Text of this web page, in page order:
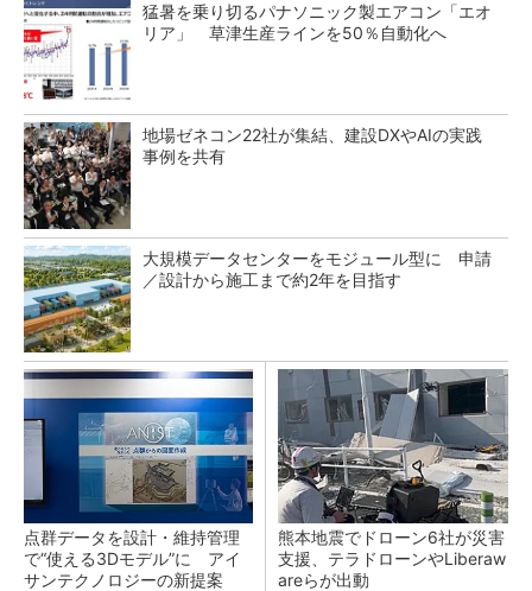
猛暑を乗り切るパナソニック製エアコン「エオ
リア」 草津生産ラインを50％自動化へ
地場ゼネコン22社が集結、建設DXやAIの実践
事例を共有
大規模データセンターをモジュール型に 申請
／設計から施工まで約2年を目指す
点群データを設計・維持管理
で“使える3Dモデル”に アイ
サンテクノロジーの新提案
熊本地震でドローン6社が災害
支援、テラドローンやLiberaw
areらが出動